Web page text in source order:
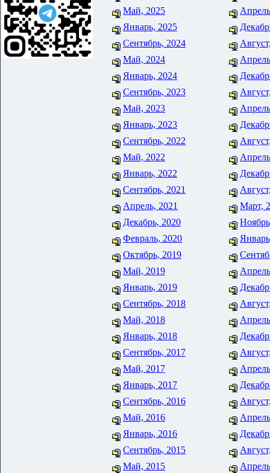
Май, 2025
Январь, 2025
Сентябрь, 2024
Май, 2024
Январь, 2024
Сентябрь, 2023
Май, 2023
Январь, 2023
Сентябрь, 2022
Май, 2022
Январь, 2022
Сентябрь, 2021
Апрель, 2021
Март,
Декабрь, 2020
Февраль, 2020
Октябрь, 2019
Май, 2019
Январь, 2019
Сентябрь, 2018
Май, 2018
Январь, 2018
Сентябрь, 2017
Май, 2017
Январь, 2017
Сентябрь, 2016
Май, 2016
Январь, 2016
Сентябрь, 2015
Май, 2015